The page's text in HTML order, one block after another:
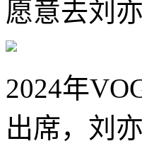
愿意去刘
2024年
出席，刘